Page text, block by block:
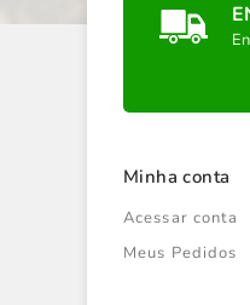
Minha conta
Acessar conta
Meus Pedidos